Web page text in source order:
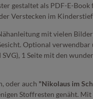
gestaltet als PDF-E-
Verstecken im
mit vielen
Optional verwendbar
SVG), 1 Seite mit den
oder auch "Nikolaus im
Stoffresten genäht.